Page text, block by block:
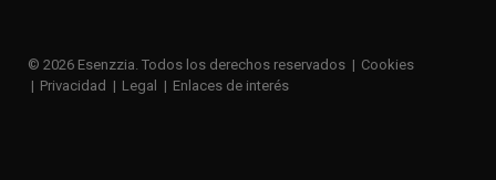
© 2026 Esenzzia. Todos los derechos reservados
Cookies
Privacidad
Legal Enlaces de interés